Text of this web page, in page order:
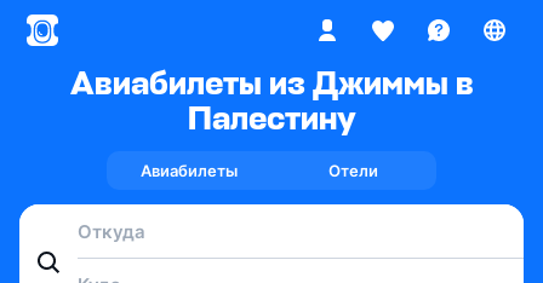
Авиабилеты из Джиммы в
Палестину
Авиабилеты Отели